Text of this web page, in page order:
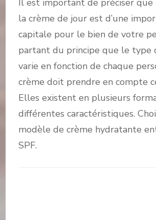
la crème de jour est d’une
capitale pour le bien de votre
partant du principe que le type
varie en fonction de chaque
crème doit prendre en compte
Elles existent en plusieurs
différentes caractéristiques.
modèle de crème hydratante
SPF.